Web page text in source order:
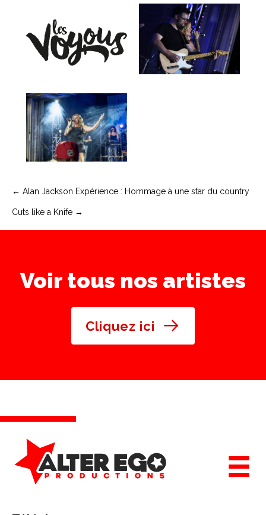
Navigation
de
← Alan Jackson Expérience : Hommage à une star du country
Cuts like a Knife →
Voir tous nos artistes
Cliquez ici